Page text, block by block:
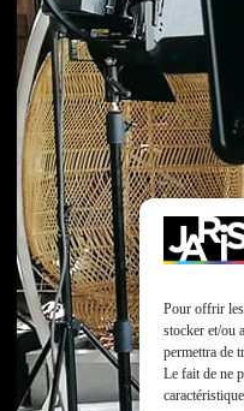
Pour offrir les
stocker et/ou
permettra de
Le fait de ne